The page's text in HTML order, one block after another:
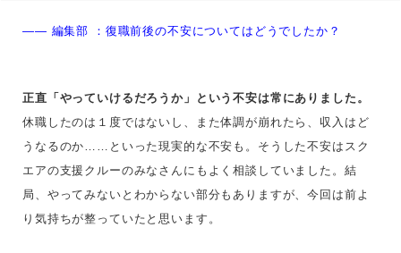
—— 編集部 ： 復職前後の不安についてはどうでしたか？
正直「やっていけるだろうか」という不安は常にありました。
休職したのは１度ではないし、また体調が崩れたら、収入はど
うなるのか……といった現実的な不安も。そうした不安はスク
エアの支援クルーのみなさんにもよく相談していました。結
局、やってみないとわからない部分もありますが、今回は前よ
り気持ちが整っていたと思います。